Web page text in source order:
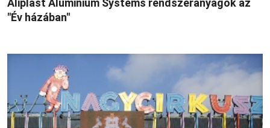
Aliplast Aluminium Systems rendszeranyagok az
"Év házában"